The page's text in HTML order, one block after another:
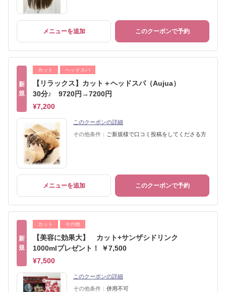
メニューを追加 このクーポンで予約
新
規
カット ヘッドスパ
【リラックス】カット＋ヘッドスパ（Aujua）
30分♪ 9720円→7200円
¥7,200
このクーポンの詳細
その他条件： ご新規様で口コミ投稿をしてくださる方
メニューを追加 このクーポンで予約
新
規
カット その他
【美容に効果大】 カット+サンザシドリンク
1000mlプレゼント！ ￥7,500
¥7,500
このクーポンの詳細
その他条件： 併用不可